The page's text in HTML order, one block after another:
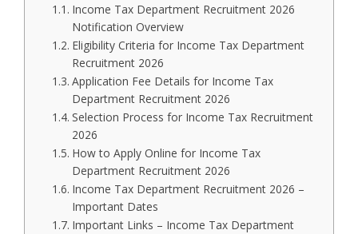
Income Tax Department Recruitment 2026
Notification Overview
Eligibility Criteria for Income Tax Department
Recruitment 2026
Application Fee Details for Income Tax
Department Recruitment 2026
Selection Process for Income Tax Recruitment
2026
How to Apply Online for Income Tax
Department Recruitment 2026
Income Tax Department Recruitment 2026 –
Important Dates
Important Links – Income Tax Department